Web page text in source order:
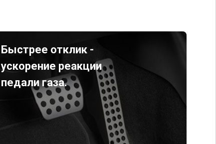
Быстрее отклик -
ускорение реакции
педали газа.